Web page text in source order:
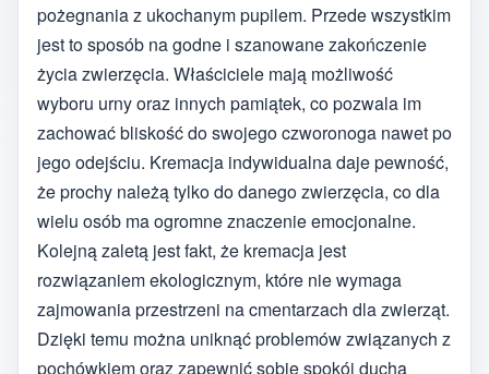
pożegnania z ukochanym pupilem. Przede wszystkim
jest to sposób na godne i szanowane zakończenie
życia zwierzęcia. Właściciele mają możliwość
wyboru urny oraz innych pamiątek, co pozwala im
zachować bliskość do swojego czworonoga nawet po
jego odejściu. Kremacja indywidualna daje pewność,
że prochy należą tylko do danego zwierzęcia, co dla
wielu osób ma ogromne znaczenie emocjonalne.
Kolejną zaletą jest fakt, że kremacja jest
rozwiązaniem ekologicznym, które nie wymaga
zajmowania przestrzeni na cmentarzach dla zwierząt.
Dzięki temu można uniknąć problemów związanych z
pochówkiem oraz zapewnić sobie spokój ducha